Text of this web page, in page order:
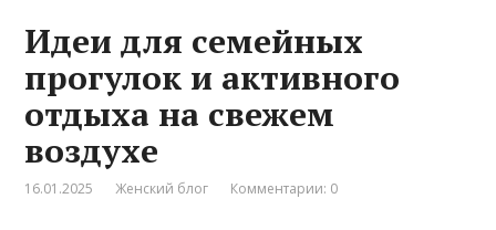
Идеи для семейных
прогулок и активного
отдыха на свежем
воздухе
16.01.2025 Женский блог Комментарии: 0